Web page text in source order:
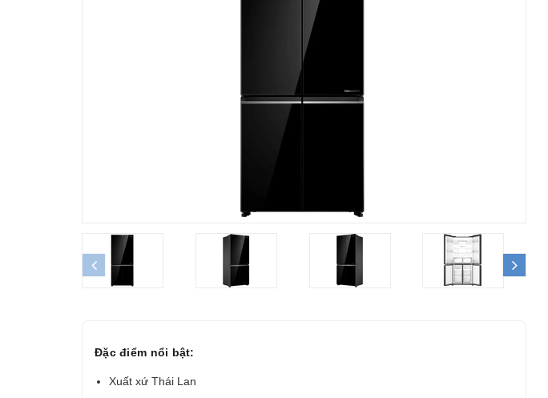
prev
Đặc điểm nổi bật:
Xuất xứ Thái Lan